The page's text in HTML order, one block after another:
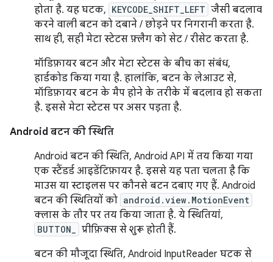
होता है. यह घटक, KEYCODE_SHIFT_LEFT जैसी बदलाव
करने वाली बटन को दबाने / छोड़ने पर निगरानी करता है.
साथ ही, सही मेटा स्टेटस फ़्लैग को सेट / रीसेट करता है.
मॉडिफ़ायर बटन और मेटा स्टेटस के बीच का संबंध,
हार्डकोड किया गया है. हालांकि, बटन के लेआउट से,
मॉडिफ़ायर बटन के मैप होने के तरीके में बदलाव हो सकता
है. इससे मेटा स्टेटस पर असर पड़ता है.
Android बटन की स्थिति
Android बटन की स्थिति, Android API में तय किया गया
एक स्टैंडर्ड आइडेंटिफ़ायर है. इससे यह पता चलता है कि
माउस या स्टाइलस पर कौनसे बटन दबाए गए हैं. Android
बटन की स्थितियों को android.view.MotionEvent
क्लास के तौर पर तय किया जाता है. ये स्थितियां,
BUTTON_
प्रीफ़िक्स से शुरू होती हैं.
बटन की मौजूदा स्थिति, Android InputReader घटक से